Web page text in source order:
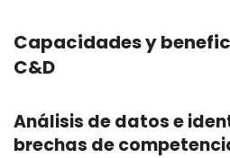
Capacidades y
C&D
Análisis de datos e
brechas de